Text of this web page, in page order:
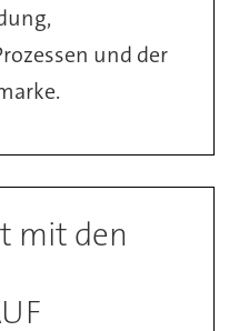
und der
mit den